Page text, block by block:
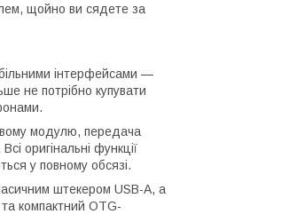
щойно ви сядете за
інтерфейсами —
не потрібно купувати
модулю, передача
оригінальні функції
у повному обсязі.
штекером USB-A, а
компактний OTG-